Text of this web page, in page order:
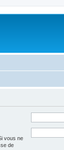
vous ne
de